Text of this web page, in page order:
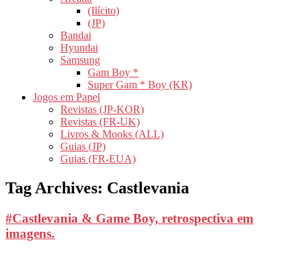
(Ilícito)
(JP)
Bandai
Hyundai
Samsung
Gam Boy *
Super Gam * Boy (KR)
Jogos em Papel
Revistas (JP-KOR)
Revistas (FR-UK)
Livros & Mooks (ALL)
Guias (JP)
Guias (FR-EUA)
Tag Archives: Castlevania
#Castlevania & Game Boy, retrospectiva em
imagens.